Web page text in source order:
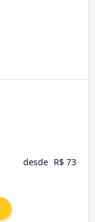
desde R$ 73